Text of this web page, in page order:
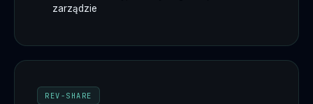
zarządzie
REV-SHARE